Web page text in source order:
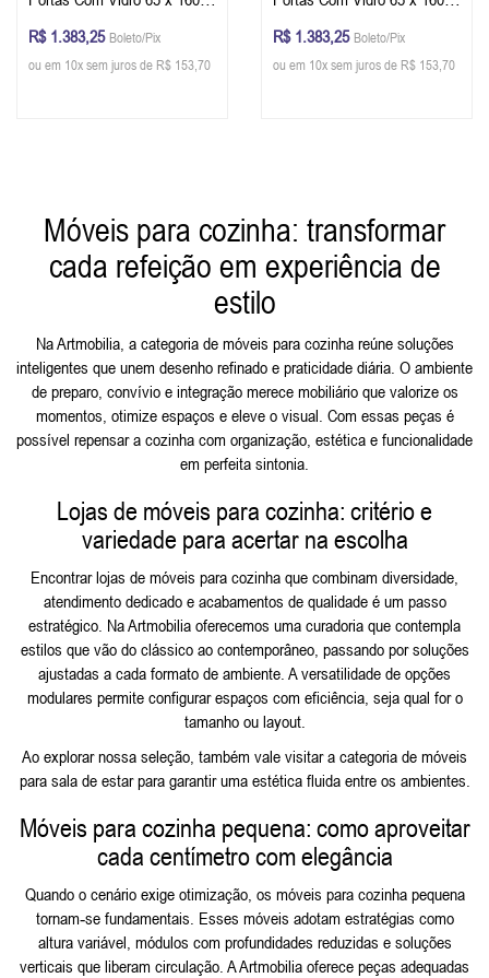
- Imbuia Glazer
R$ 1.383,25 Boleto/Pix
ou em 10x sem juros de R$ 153,70
Musgo - Imbuia Glazer
R$ 1.383,25 Boleto/Pix
ou em 10x sem juros de R$ 153,70
Móveis para cozinha: transformar
cada refeição em experiência de
estilo
Na Artmobilia, a categoria de móveis para cozinha reúne soluções
inteligentes que unem desenho refinado e praticidade diária. O ambiente
de preparo, convívio e integração merece mobiliário que valorize os
momentos, otimize espaços e eleve o visual. Com essas peças é
possível repensar a cozinha com organização, estética e funcionalidade
em perfeita sintonia.
Lojas de móveis para cozinha: critério e
variedade para acertar na escolha
Encontrar lojas de móveis para cozinha que combinam diversidade,
atendimento dedicado e acabamentos de qualidade é um passo
estratégico. Na Artmobilia oferecemos uma curadoria que contempla
estilos que vão do clássico ao contemporâneo, passando por soluções
ajustadas a cada formato de ambiente. A versatilidade de opções
modulares permite configurar espaços com eficiência, seja qual for o
tamanho ou layout.
Ao explorar nossa seleção, também vale visitar a categoria de móveis
para sala de estarpara garantir uma estética fluida entre os ambientes.
Móveis para cozinha pequena: como aproveitar
cada centímetro com elegância
Quando o cenário exige otimização, os móveis para cozinha pequena
tornam‑se fundamentais. Esses móveis adotam estratégias como
altura variável, módulos com profundidades reduzidas e soluções
verticais que liberam circulação. A Artmobilia oferece peças adequadas